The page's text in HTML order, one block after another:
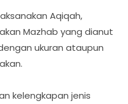
Aqiqah,
Mazhab yang dianut
ukuran ataupun
kelengkapan jenis